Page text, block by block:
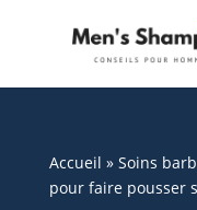
Accueil » Soins
pour faire pousser